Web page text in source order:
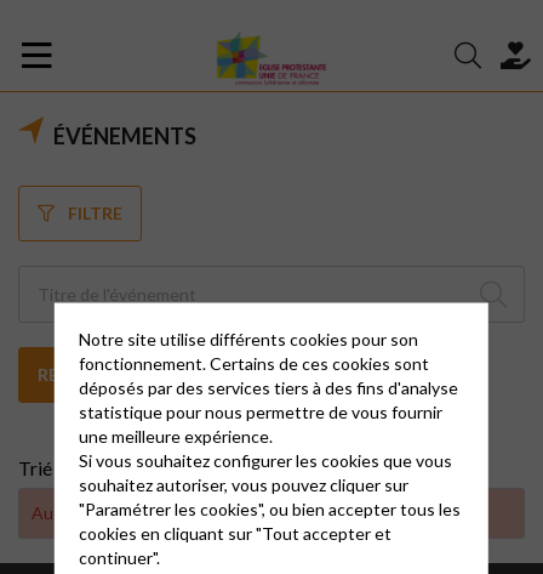
ÉVÉNEMENTS
FILTRE
RECHERCHER
Trié par :
Aucun résultat trouvé
Notre site utilise différents cookies pour son
fonctionnement. Certains de ces cookies sont
déposés par des services tiers à des fins d'analyse
statistique pour nous permettre de vous fournir
une meilleure expérience.
Si vous souhaitez configurer les cookies que vous
souhaitez autoriser, vous pouvez cliquer sur
"Paramétrer les cookies", ou bien accepter tous les
cookies en cliquant sur "Tout accepter et
continuer".